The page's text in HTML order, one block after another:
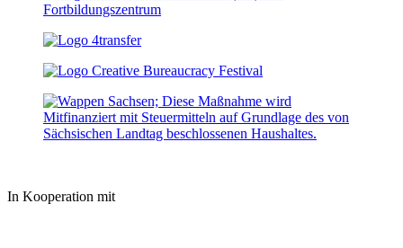
In Kooperation mit